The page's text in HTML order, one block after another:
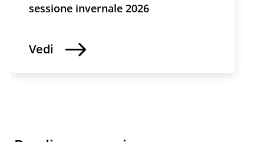
sessione invernale 2026
Vedi